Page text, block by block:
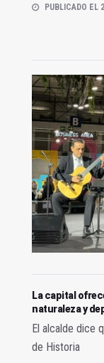
PUBLICADO EL
La capital
naturaleza y
El alcalde dice
de Historia